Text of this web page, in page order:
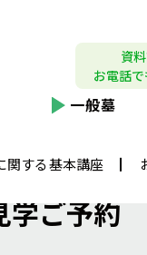
資
お電話
一般墓
関する基本講座
学ご予約